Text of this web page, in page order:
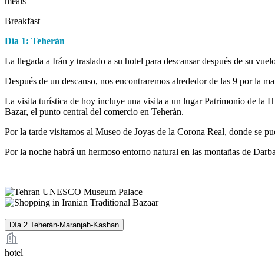
Breakfast
Día 1: Teherán
La llegada a Irán y traslado a su hotel para descansar después de su
Después de un descanso, nos encontraremos alrededor de las 9 por la
La visita turística de hoy incluye una visita a un lugar Patrimonio de la
Bazar, el punto central del comercio en Teherán.
Por la tarde visitamos al Museo de Joyas de la Corona Real, donde se
Por la noche habrá un hermoso entorno natural en las montañas de
Día 2 Teherán-Maranjab-Kashan
hotel